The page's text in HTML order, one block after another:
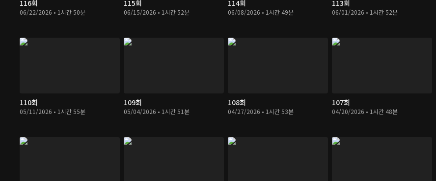
116회
06/22/2026 • 1시간 50분
115회
06/15/2026 • 1시간 52분
114회
06/08/2026 • 1시간 49분
113회
06/01/2026 • 1시간 52분
110회
05/11/2026 • 1시간 55분
109회
05/04/2026 • 1시간 51분
108회
04/27/2026 • 1시간 53분
107회
04/20/2026 • 1시간 48분